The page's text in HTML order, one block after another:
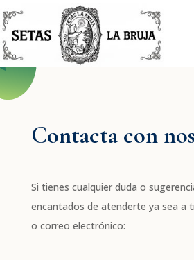
Contacta con
Si tienes cualquier duda o
encantados de atenderte ya sea a
o correo electrónico: